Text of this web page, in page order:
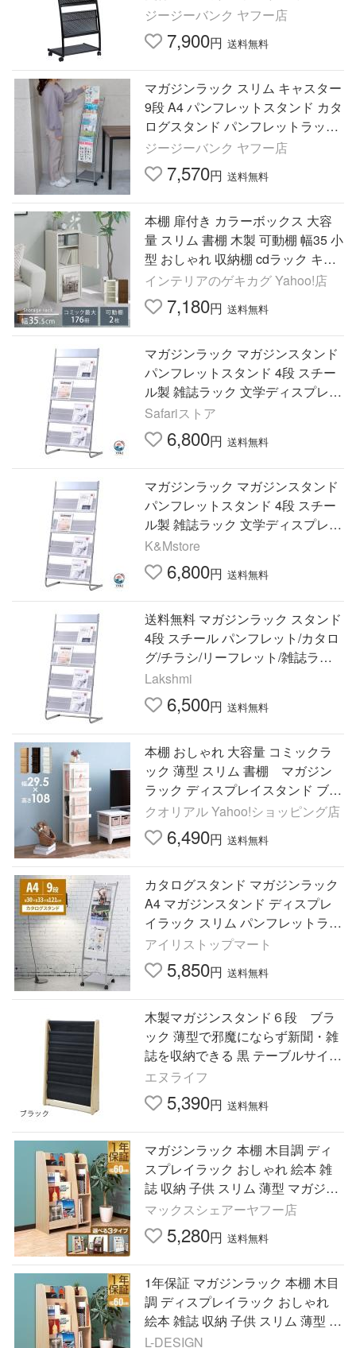
フレットスタンド 本棚 収納 什器
爆買
ジージーバンク ヤフー店
7,900円 送料無料
マガジンラック スリム キャスター
9段 A4 パンフレットスタンド カタ
ログスタンド パンフレットラック
パンフレット立て あすつく対応 爆
買
ジージーバンク ヤフー店
7,570円 送料無料
本棚 扉付き カラーボックス 大容
量 スリム 書棚 木製 可動棚 幅35 小
型 おしゃれ 収納棚 cdラック キャ
ビネット ラック シェルフ 北欧
インテリアのゲキカグ Yahoo!店
7,180円 送料無料
マガジンラック マガジンスタンド
パンフレットスタンド 4段 スチー
ル製 雑誌ラック 文学ディスプレイ
スタンド 大容量 フロアスタンディ
ング 店舗
Safariストア
6,800円 送料無料
マガジンラック マガジンスタンド
パンフレットスタンド 4段 スチー
ル製 雑誌ラック 文学ディスプレイ
スタンド 大容量 フロアスタンディ
ング 店舗
K&Mstore
6,800円 送料無料
送料無料 マガジンラック スタンド
4段 スチール パンフレット/カタロ
グ/チラシ/リーフレット/雑誌ラッ
ク 業務用 展示会 店舗用 待合室 オ
フィス 3色
Lakshmi
6,500円 送料無料
本棚 おしゃれ 大容量 コミックラ
ック 薄型 スリム 書棚 マガジン
ラック ディスプレイスタンド ブッ
クスタンド ディスプレイ 省スペー
ス リビング
クオリアル Yahoo!ショッピング店
6,490円 送料無料
カタログスタンド マガジンラック
A4 マガジンスタンド ディスプレ
イラック スリム パンフレットラッ
ク 新聞スタンド 雑誌 収納 雑誌ス
タンド 9段 病院 会社
アイリストップマート
5,850円 送料無料
木製マガジンスタンド６段 ブラ
ック 薄型で邪魔にならず新聞・雑
誌を収納できる 黒 テーブルサイド
寝室 リビング 読書 本 爆買
エヌライフ
5,390円 送料無料
マガジンラック 本棚 木目調 ディ
スプレイラック おしゃれ 絵本 雑
誌 収納 子供 スリム 薄型 マガジン
スタンド パンフレット 北欧 イン
テリア 1年保証 送料無料
マックスシェアーヤフー店
5,280円 送料無料
1年保証 マガジンラック 本棚 木目
調 ディスプレイラック おしゃれ
絵本 雑誌 収納 子供 スリム 薄型 マ
ガジンスタンド パンフレット 北欧
L-DESIGN